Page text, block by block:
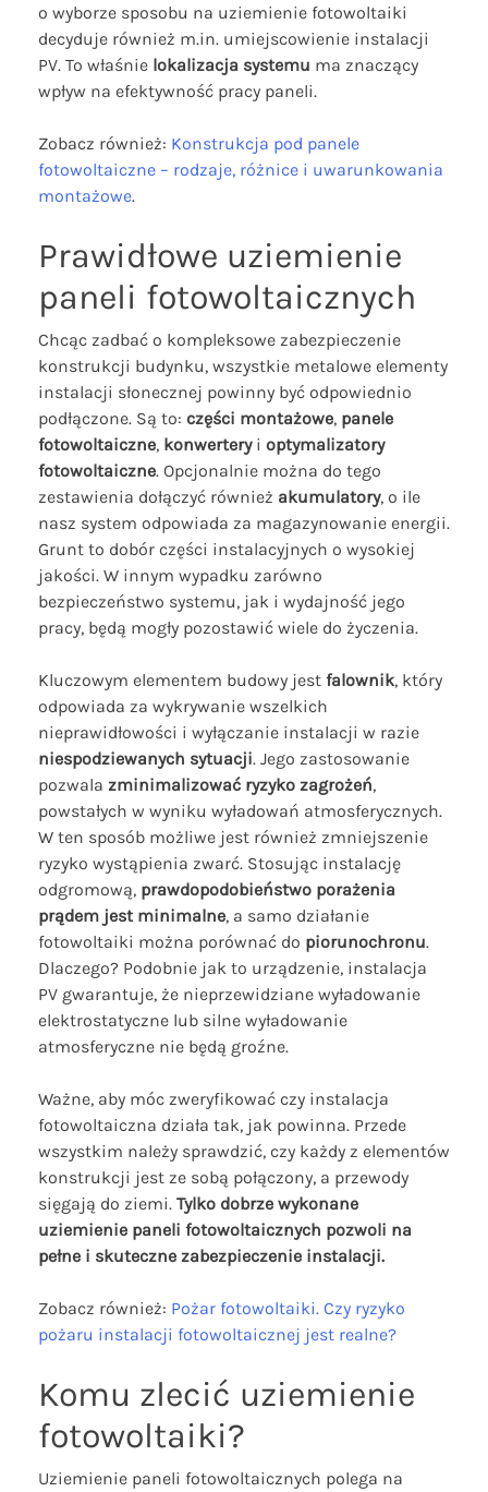
o wyborze sposobu na uziemienie fotowoltaiki
decyduje również m.in. umiejscowienie instalacji
PV. To właśnie lokalizacja systemu ma znaczący
wpływ na efektywność pracy paneli.
Zobacz również: Konstrukcja pod panele
fotowoltaiczne – rodzaje, różnice i uwarunkowania
montażowe.
Prawidłowe uziemienie
paneli fotowoltaicznych
Chcąc zadbać o kompleksowe zabezpieczenie
konstrukcji budynku, wszystkie metalowe elementy
instalacji słonecznej powinny być odpowiednio
podłączone. Są to: części montażowe, panele
fotowoltaiczne, konwerteryi optymalizatory
fotowoltaiczne. Opcjonalnie można do tego
zestawienia dołączyć również akumulatory, o ile
nasz system odpowiada za magazynowanie energii.
Grunt to dobór części instalacyjnych o wysokiej
jakości. W innym wypadku zarówno
bezpieczeństwo systemu, jak i wydajność jego
pracy, będą mogły pozostawić wiele do życzenia.
Kluczowym elementem budowy jest falownik, który
odpowiada za wykrywanie wszelkich
nieprawidłowości i wyłączanie instalacji w razie
niespodziewanych sytuacji. Jego zastosowanie
pozwala zminimalizować ryzyko zagrożeń,
powstałych w wyniku wyładowań atmosferycznych.
W ten sposób możliwe jest również zmniejszenie
ryzyko wystąpienia zwarć. Stosując instalację
odgromową, prawdopodobieństwo porażenia
prądem jest minimalne, a samo działanie
fotowoltaiki można porównać do piorunochronu.
Dlaczego? Podobnie jak to urządzenie, instalacja
PV gwarantuje, że nieprzewidziane wyładowanie
elektrostatyczne lub silne wyładowanie
atmosferyczne nie będą groźne.
Ważne, aby móc zweryfikować czy instalacja
fotowoltaiczna działa tak, jak powinna. Przede
wszystkim należy sprawdzić, czy każdy z elementów
konstrukcji jest ze sobą połączony, a przewody
sięgają do ziemi. Tylko dobrze wykonane
uziemienie paneli fotowoltaicznych pozwoli na
pełne i skuteczne zabezpieczenie instalacji.
Zobacz również: Pożar fotowoltaiki. Czy ryzyko
pożaru instalacji fotowoltaicznej jest realne?
Komu zlecić uziemienie
fotowoltaiki?
Uziemienie paneli fotowoltaicznych polega na